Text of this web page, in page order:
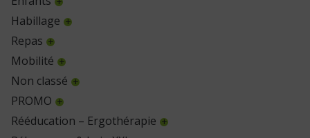
Habillage
Repas
Mobilité
Non classé
PROMO
Rééducation – Ergothérapie